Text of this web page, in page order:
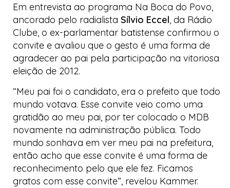
Em entrevista ao programa Na Boca do Povo,
ancorado pelo radialista Sílvio Eccel, da Rádio
Clube, o ex-parlamentar batistense confirmou o
convite e avaliou que o gesto é uma forma de
agradecer ao pai pela participação na vitoriosa
eleição de 2012.
“Meu pai foi o candidato, era o prefeito que todo
mundo votava. Esse convite veio como uma
gratidão ao meu pai, por ter colocado o MDB
novamente na administração pública. Todo
mundo sonhava em ver meu pai na prefeitura,
então acho que esse convite é uma forma de
reconhecimento pelo que ele fez. Ficamos
gratos com esse convite”, revelou Kammer.